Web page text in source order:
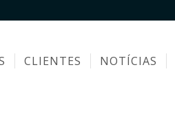
CLIENTES NOTÍCIAS